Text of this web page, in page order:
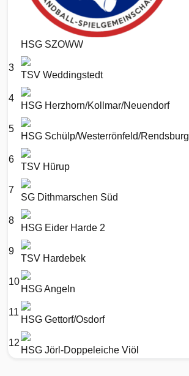
HSG SZOWW
3
TSV Weddingstedt
4
HSG Herzhorn/Kollmar/Neuendorf
5
HSG Schülp/Westerrönfeld/Rendsburg
6
TSV Hürup
7
SG Dithmarschen Süd
8
HSG Eider Harde 2
9
TSV Hardebek
10
HSG Angeln
11
HSG Gettorf/Osdorf
12
HSG Jörl-Doppeleiche Viöl